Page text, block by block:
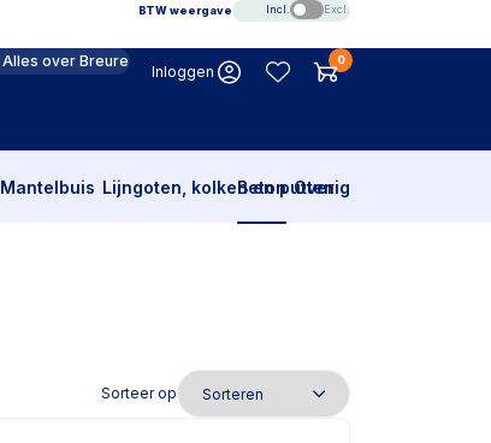
BTW weergave Incl. Excl.
Alles over Breure
Inloggen
0
Mantelbuis Lijngoten, kolken en putten
Beton Overig
Sorteer op